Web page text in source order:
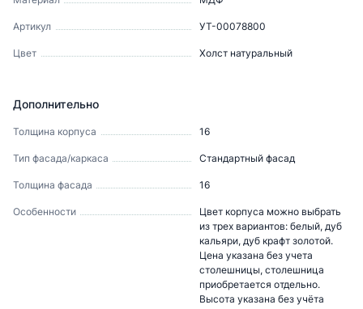
Артикул УТ-00078800
Цвет Холст натуральный
Дополнительно
Толщина корпуса 16
Тип фасада/каркаса Стандартный фасад
Толщина фасада 16
Особенности
Цвет корпуса можно выбрать
из трех вариантов: белый, дуб
кальяри, дуб крафт золотой.
Цена указана без учета
столешницы, столешница
приобретается отдельно.
Высота указана без учёта